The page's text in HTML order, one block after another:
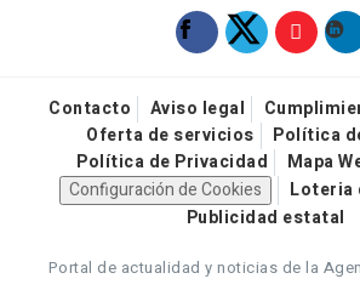
Contacto Aviso legal
Oferta de servicios
Política
Política de Privacidad
Mapa
Configuración de Cookies
Loteria
Publicidad estatal
Portal de actualidad y noticias de la